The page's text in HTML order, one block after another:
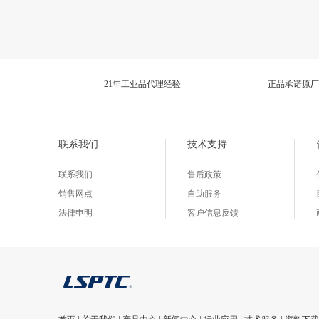
21年工业品代理经验 正品承诺原
联系我们
联系我们
销售网点
法律申明
技术支持
售后政策
自助服务
客户信息反馈